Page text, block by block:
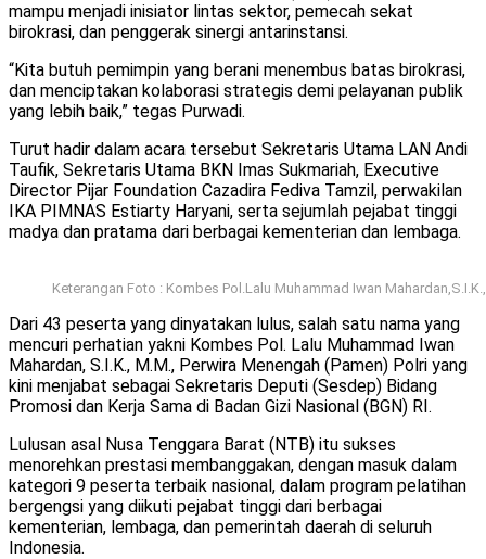
mampu menjadi inisiator lintas sektor, pemecah sekat
birokrasi, dan penggerak sinergi antarinstansi.
“Kita butuh pemimpin yang berani menembus batas birokrasi,
dan menciptakan kolaborasi strategis demi pelayanan publik
yang lebih baik,” tegas Purwadi.
Turut hadir dalam acara tersebut Sekretaris Utama LAN Andi
Taufik, Sekretaris Utama BKN Imas Sukmariah, Executive
Director Pijar Foundation Cazadira Fediva Tamzil, perwakilan
IKA PIMNAS Estiarty Haryani, serta sejumlah pejabat tinggi
madya dan pratama dari berbagai kementerian dan lembaga.
Keterangan Foto : Kombes Pol.Lalu Muhammad Iwan
Dari 43 peserta yang dinyatakan lulus, salah satu nama yang
mencuri perhatian yakni Kombes Pol. Lalu Muhammad Iwan
Mahardan, S.I.K., M.M., Perwira Menengah (Pamen) Polri yang
kini menjabat sebagai Sekretaris Deputi (Sesdep) Bidang
Promosi dan Kerja Sama di Badan Gizi Nasional (BGN) RI.
Lulusan asal Nusa Tenggara Barat (NTB) itu sukses
menorehkan prestasi membanggakan, dengan masuk dalam
kategori 9 peserta terbaik nasional, dalam program pelatihan
bergengsi yang diikuti pejabat tinggi dari berbagai
kementerian, lembaga, dan pemerintah daerah di seluruh
Indonesia.